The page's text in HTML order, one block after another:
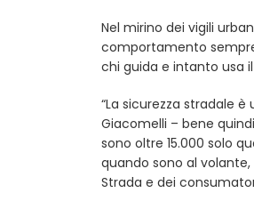
Nel mirino dei vigili
comportamento
chi guida e intanto usa
“La sicurezza stradale
Giacomelli – bene
sono oltre 15.000 solo
quando sono al
Strada e dei